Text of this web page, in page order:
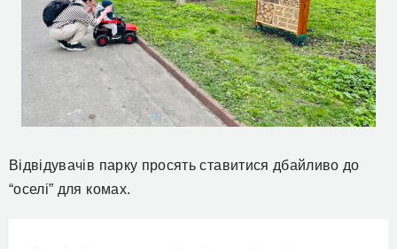
Відвідувачів парку просять ставитися дбайливо до
“оселі” для комах.